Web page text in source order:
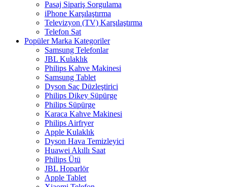
Pasaj Sipariş Sorgulama
iPhone Karşılaştırma
Televizyon (TV) Karşılaştırma
Telefon Sat
Popüler Marka Kategoriler
Samsung Telefonlar
JBL Kulaklık
Philips Kahve Makinesi
Samsung Tablet
Dyson Saç Düzleştirici
Philips Dikey Süpürge
Philips Süpürge
Karaca Kahve Makinesi
Philips Airfryer
Apple Kulaklık
Dyson Hava Temizleyici
Huawei Akıllı Saat
Philips Ütü
JBL Hoparlör
Apple Tablet